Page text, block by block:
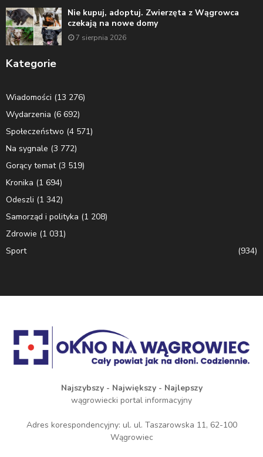
Nie kupuj, adoptuj. Zwierzęta z Wągrowca
czekają na nowe domy
7 sierpnia 2026
Kategorie
Wiadomości (13 276)
Wydarzenia (6 692)
Społeczeństwo (4 571)
Na sygnale (3 772)
Gorący temat(3 519)
Kronika (1 694)
Odeszli (1 342)
Samorząd i polityka (1 208)
Zdrowie (1 031)
Sport
(934)
Najszybszy - Największy - Najlepszy
wągrowiecki portal informacyjny
Adres korespondencyjny: ul. ul. Taszarowska 11, 62-100
Wągrowiec